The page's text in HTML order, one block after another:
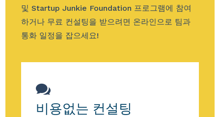
및 Startup Junkie Foundation 프로그램에 참여
하거나 무료 컨설팅을 받으려면 온라인으로 팀과
통화 일정을 잡으세요!

비용없는 컨설팅